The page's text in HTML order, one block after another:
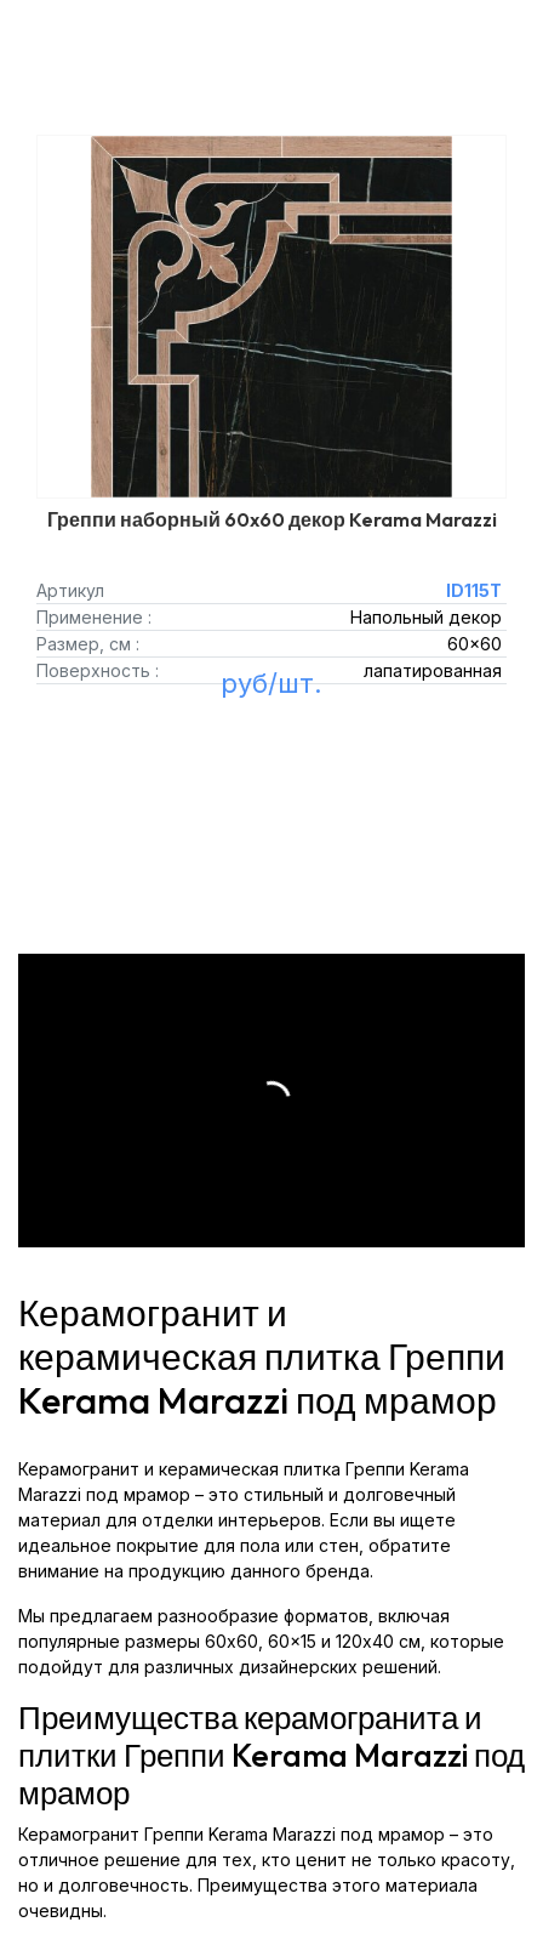
Греппи наборный 60x60 декор Kerama Marazzi
Артикул
ID115T
Применение :
Напольный декор
Размер, см :
60x60
Поверхность :
лапатированная
руб/шт.
Керамогранит и
керамическая плитка Греппи
Kerama Marazzi под мрамор
Керамогранит и керамическая плитка Греппи Kerama
Marazzi под мрамор – это стильный и долговечный
материал для отделки интерьеров. Если вы ищете
идеальное покрытие для пола или стен, обратите
внимание на продукцию данного бренда.
Мы предлагаем разнообразие форматов, включая
популярные размеры 60x60, 60x15 и 120x40 см, которые
подойдут для различных дизайнерских решений.
Преимущества керамогранита и
плитки Греппи Kerama Marazzi под
мрамор
Керамогранит Греппи Kerama Marazzi под мрамор – это
отличное решение для тех, кто ценит не только красоту,
но и долговечность. Преимущества этого материала
очевидны.